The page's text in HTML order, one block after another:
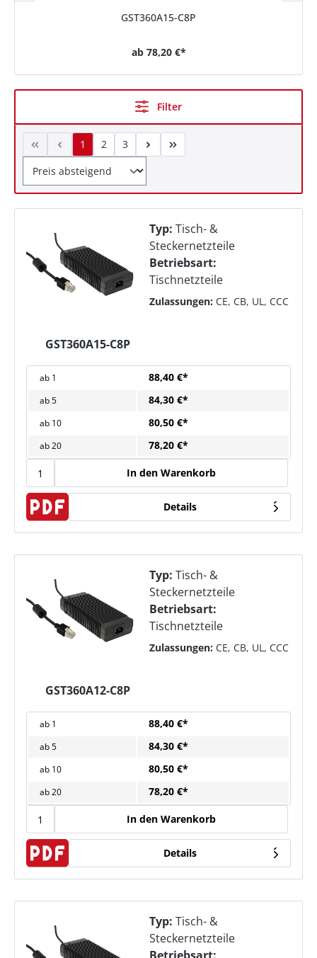
GST360A15-C8P
ab 78,20 €*
Filter
1 2 3
GST360A15-C8P
Typ: Tisch- &
Steckernetzteile
Betriebsart:
Tischnetzteile
Zulassungen: CE, CB, UL, CCC
ab 1 88,40 €*
ab5 84,30 €*
ab 10 80,50 €*
ab20 78,20 €*
In den Warenkorb
Details
GST360A12-C8P
Typ: Tisch- &
Steckernetzteile
Betriebsart:
Tischnetzteile
Zulassungen: CE, CB, UL, CCC
ab 1 88,40 €*
ab5 84,30 €*
ab 10 80,50 €*
ab20 78,20 €*
In den Warenkorb
Details
Typ: Tisch- &
Steckernetzteile